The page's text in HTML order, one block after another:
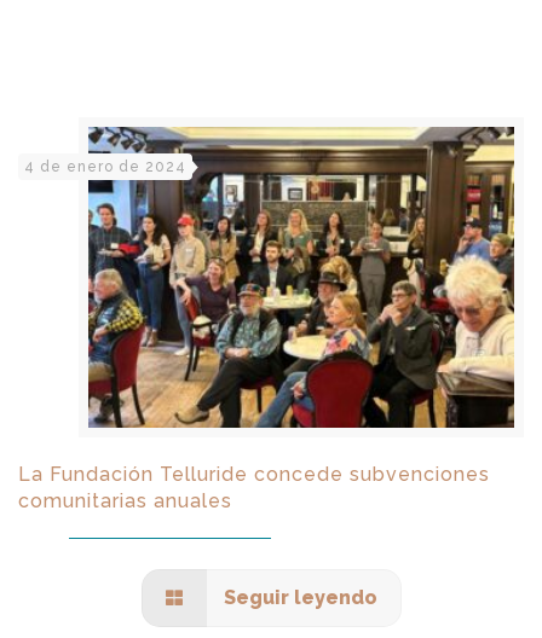
4 de enero de 2024
La Fundación Telluride concede subvenciones
comunitarias anuales
Seguir leyendo